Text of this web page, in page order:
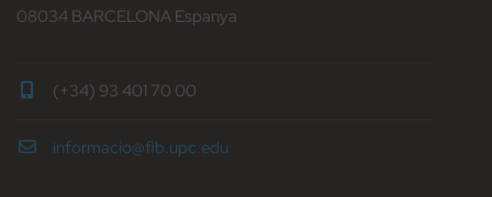
08034 BARCELONA Espanya
(+34) 93 401 70 00
informacio@fib.upc.edu